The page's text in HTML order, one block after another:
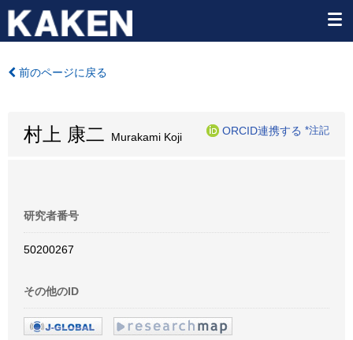
前のページに戻る
村上 康二 Murakami Koji
ORCID連携する *注記
研究者番号
50200267
その他のID